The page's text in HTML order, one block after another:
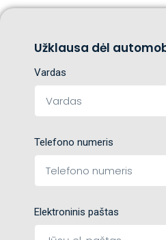
Užklausa dėl
Vardas
Telefono numeris
Elektroninis paštas